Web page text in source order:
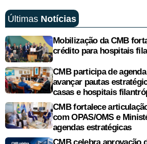
Últimas Notícias
Mobilização da CMB
crédito para hospitais
CMB participa de
avançar pautas
casas e hospitais
CMB fortalece
com OPAS/OMS e
agendas estratégicas